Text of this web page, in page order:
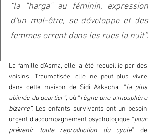
“la "harga" au féminin, expression
d'un mal-être, se développe et des
femmes errent dans les rues la nuit”.
La famille d'Asma, elle, a été recueillie par des
voisins. Traumatisée, elle ne peut plus vivre
dans cette maison de Sidi Akkacha, “la plus
abîmée du quartier”, où “règne une atmosphère
bizarre”. Les enfants survivants ont un besoin
urgent d'accompagnement psychologique “pour
prévenir toute reproduction du cycle” de